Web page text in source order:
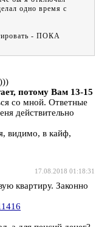
одно время с
- ПОКА
потому Вам 13-15
со мной. Ответные
действительно
видимо, в кайф,
17.08.2018 01:18:31
квартиру. Законно